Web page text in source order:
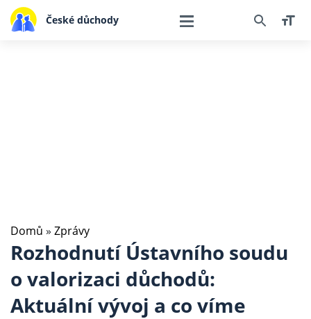
České důchody
Domů » Zprávy
Rozhodnutí Ústavního soudu
o valorizaci důchodů:
Aktuální vývoj a co víme